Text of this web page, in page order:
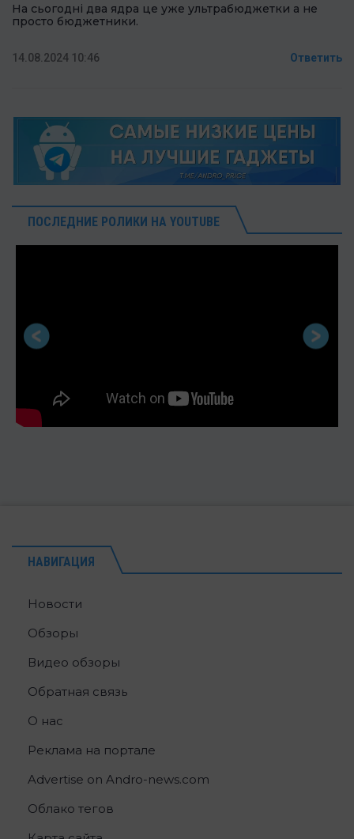
На сьогодні два ядра це уже ультрабюджетки а не
просто бюджетники.
14.08.2024 10:46 Ответить
ПОСЛЕДНИЕ РОЛИКИ НА YOUTUBE
НАВИГАЦИЯ
Новости
Обзоры
Видео обзоры
Обратная связь
О нас
Реклама на портале
Advertise on Andro-news.com
Облако тегов